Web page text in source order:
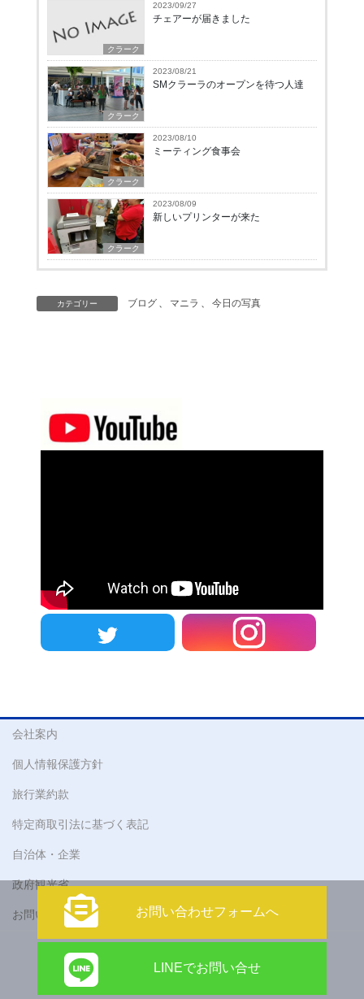
クラーク
2023/09/27
チェアーが届きました
クラーク
2023/08/21
SMクラーラのオープンを待つ人達
クラーク
2023/08/10
ミーティング食事会
クラーク
2023/08/09
新しいプリンターが来た
カテゴリー ブログ マニラ 今日の写真
会社案内
個人情報保護方針
旅行業約款
特定商取引法に基づく表記
自治体・企業
政府観光省
お問い合わせ お問い合わせフォームへ
LINEでお問い合せ